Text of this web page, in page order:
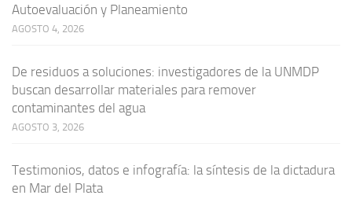
Autoevaluación y Planeamiento
AGOSTO 4, 2026
De residuos a soluciones: investigadores de la UNMDP
buscan desarrollar materiales para remover
contaminantes del agua
AGOSTO 3, 2026
Testimonios, datos e infografía: la síntesis de la dictadura
en Mar del Plata